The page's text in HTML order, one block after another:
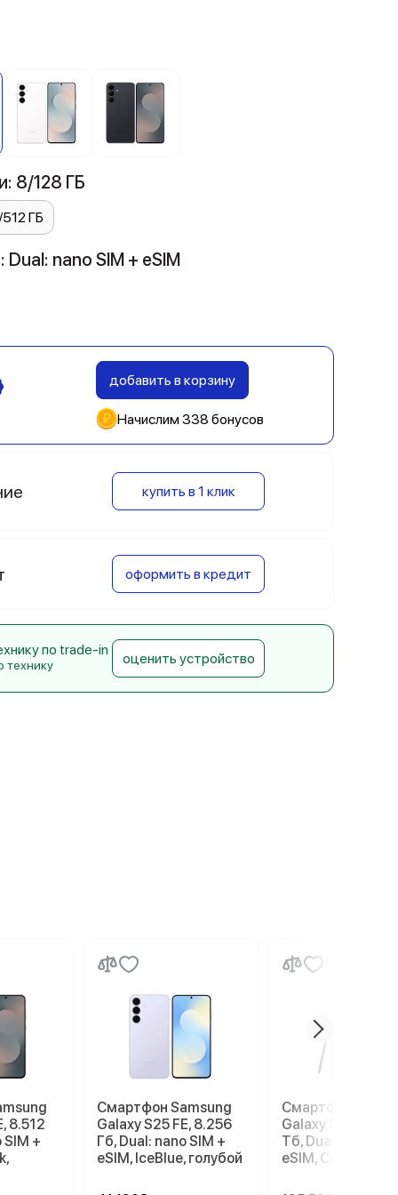
8/128 ГБ
ГБ
nano SIM + eSIM
добавить в корзину
Начислим 338 бонусов
купить в 1 клик
оформить в кредит
по trade-in
технику оценить устройство
8.512
SIM +
Смартфон Samsung
Galaxy S25 FE, 8.256
Гб, Dual: nano SIM +
eSIM, IceBlue, голубой
Смартфон
Galaxy S26 Ultra,
Тб, Dual: nano
eSIM, Серый